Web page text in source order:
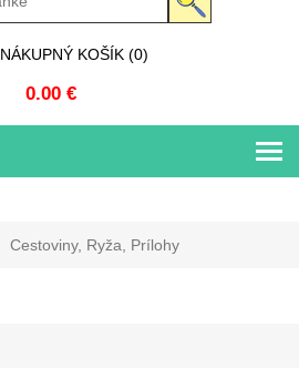
NÁKUPNÝ KOŠÍK (0)
0.00 €
Cestoviny, Ryža, Prílohy